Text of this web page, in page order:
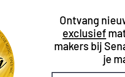
Ontvang
exclusief
makers bij
je